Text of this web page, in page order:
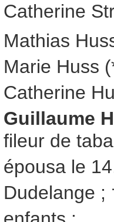
Catherine
Mathias
Marie Huss
Catherine
Guillaume
fileur de
épousa le
Dudelange ;